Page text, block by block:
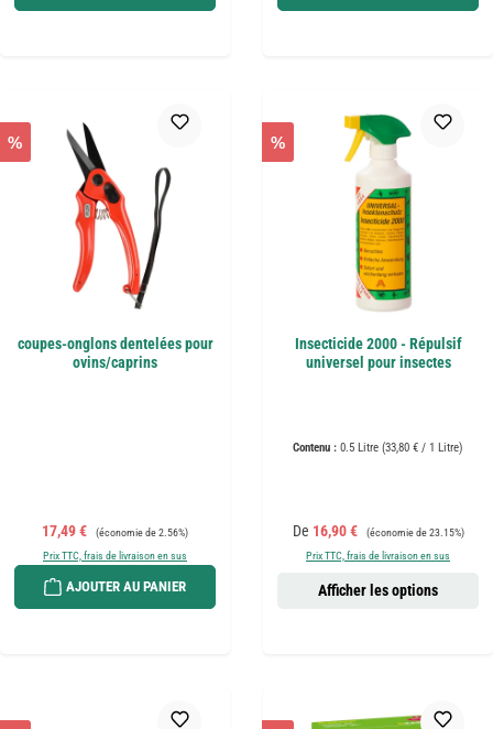
%
coupes-onglons dentelées pour
ovins/caprins
Prix de vente :
17,49 € Prix régulier :
(économie de 2.56%)
Prix TTC, frais de livraison en sus
AJOUTER AU PANIER
%
Insecticide 2000 - Répulsif
universel pour insectes
Contenu : 0.5 Litre (33,80 € / 1 Litre)
Prix de vente :
De 16,90 € Prix régulier :
(économie de 23.15%)
Prix TTC, frais de livraison en sus
Afficher les options